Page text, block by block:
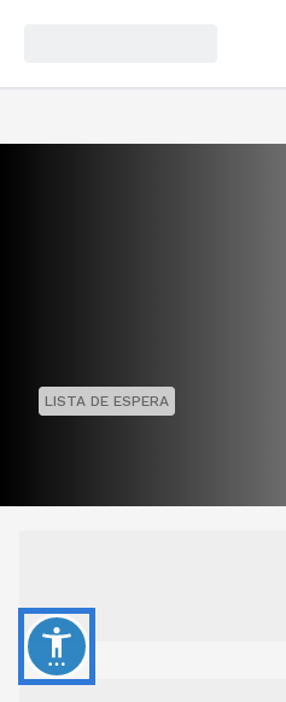
LISTA DE ESPERA